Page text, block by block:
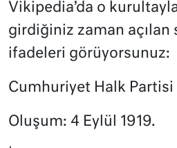
Vikipedia’da o
girdiğiniz zaman açılan
ifadeleri görüyorsunuz:
Cumhuriyet Halk Partisi
Oluşum: 4 Eylül 1919.